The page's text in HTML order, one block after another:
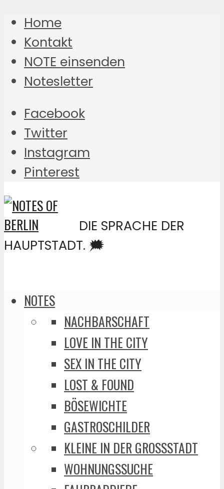
Home
Kontakt
NOTE einsenden
Notesletter
Facebook
Twitter
Instagram
Pinterest
DIE SPRACHE DER
HAUPTSTADT. 🗯️
NOTES
NACHBARSCHAFT
LOVE IN THE CITY
SEX IN THE CITY
LOST & FOUND
BÖSEWICHTE
GASTROSCHILDER
KLEINE IN DER GROSSSTADT
WOHNUNGSSUCHE